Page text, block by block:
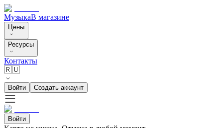
МузыкаВ магазине
Цены
Ресурсы
Контакты
🇷🇺
Войти Создать аккаунт
Войти